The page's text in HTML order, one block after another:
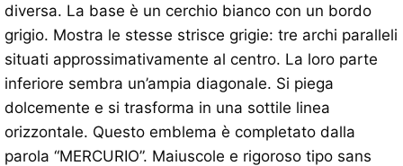
diversa. La base è un cerchio bianco con un bordo
grigio. Mostra le stesse strisce grigie: tre archi paralleli
situati approssimativamente al centro. La loro parte
inferiore sembra un’ampia diagonale. Si piega
dolcemente e si trasforma in una sottile linea
orizzontale. Questo emblema è completato dalla
parola “MERCURIO”. Maiuscole e rigoroso tipo sans